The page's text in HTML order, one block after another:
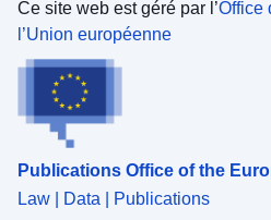
Ce site web est géré par l’Office
l’Union européenne
Publications Office of the
Law | Data | Publications